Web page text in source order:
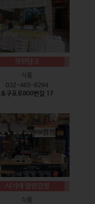
착한탕국
식품
032-465-8294
호구포로800번길 17
서기네 말랑강정
식품